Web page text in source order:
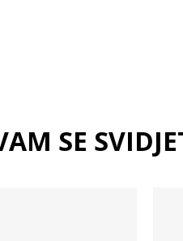
SE